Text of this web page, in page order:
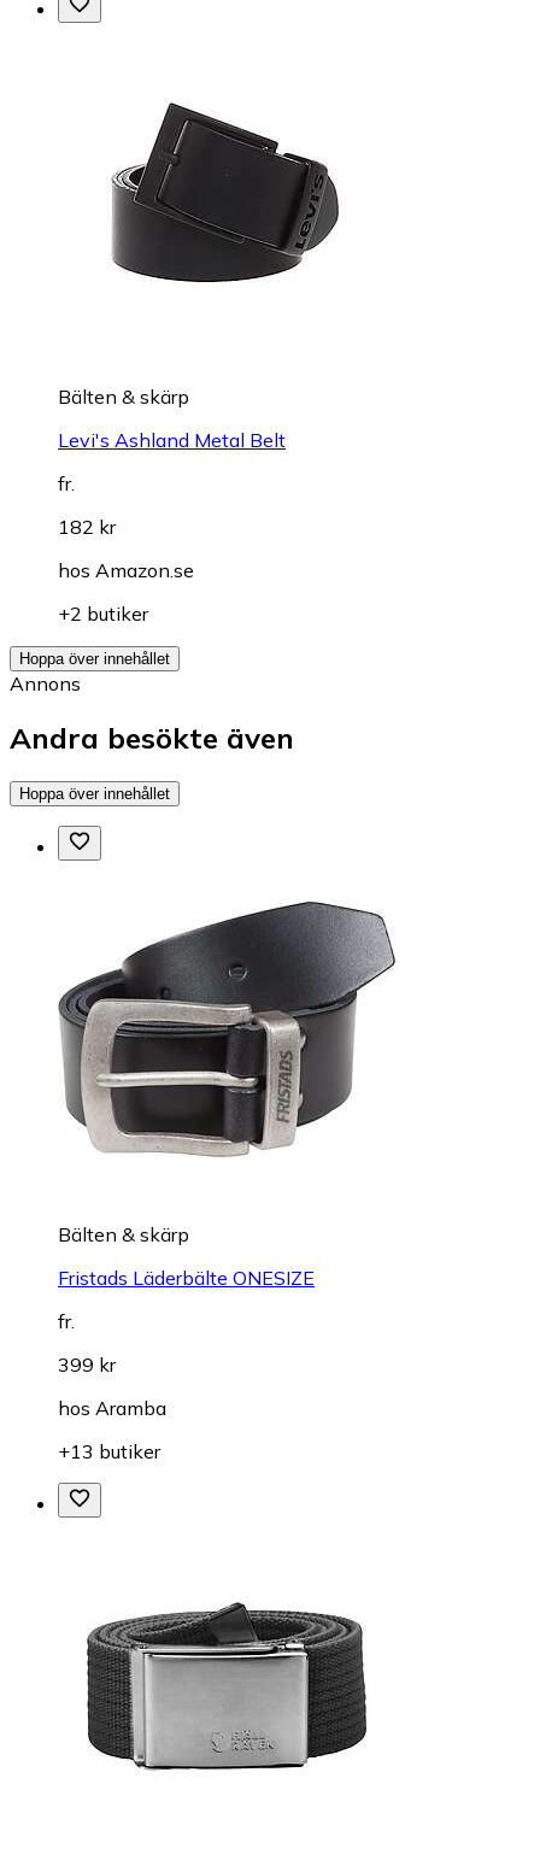
Bälten & skärp
Levi's Ashland Metal Belt
fr.
182 kr
hos Amazon.se
+2 butiker
Hoppa över innehållet
Annons
Andra besökte även
Hoppa över innehållet
Bälten & skärp
Fristads Läderbälte ONESIZE
fr.
399 kr
hos Aramba
+13 butiker